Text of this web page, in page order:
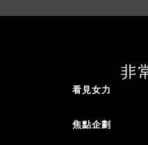
看見女力
焦點企劃